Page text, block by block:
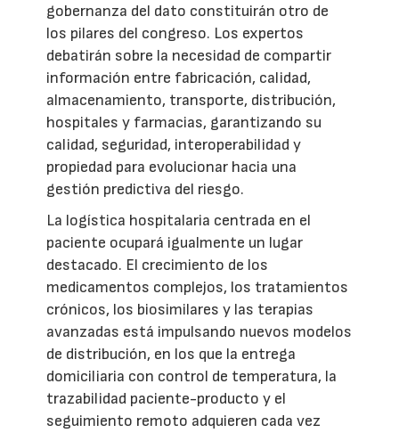
gobernanza del dato constituirán otro de
los pilares del congreso. Los expertos
debatirán sobre la necesidad de compartir
información entre fabricación, calidad,
almacenamiento, transporte, distribución,
hospitales y farmacias, garantizando su
calidad, seguridad, interoperabilidad y
propiedad para evolucionar hacia una
gestión predictiva del riesgo.
La logística hospitalaria centrada en el
paciente ocupará igualmente un lugar
destacado. El crecimiento de los
medicamentos complejos, los tratamientos
crónicos, los biosimilares y las terapias
avanzadas está impulsando nuevos modelos
de distribución, en los que la entrega
domiciliaria con control de temperatura, la
trazabilidad paciente-producto y el
seguimiento remoto adquieren cada vez